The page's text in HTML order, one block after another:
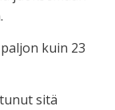
kuin 23
sitä